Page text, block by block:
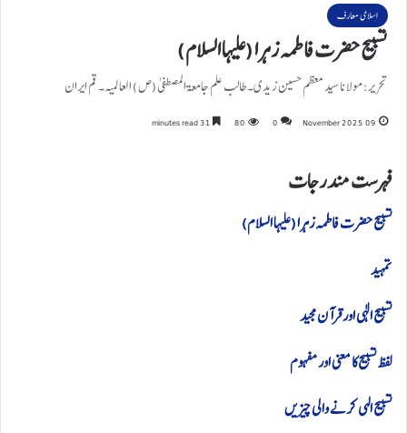
اسلامی معارف
تسبیح حضرت فاطمہ زہرا (علیہا السلام)
تحریر:مولانا سید معظم حسین زیدی۔ طالب علم جامعۃ المصطفی(ص) العالمیہ۔ قم ایران
09 November 2025
0
80
فهرست مندرجات
تسبیح حضرت فاطمہ زہرا (علیہا السلام)
تمہید
تسبیح الٰہی اورقرآن مجید
لفظ تسبیح کا معنی اور مفہوم
تسبیح الہی کرنے والی چیزیں